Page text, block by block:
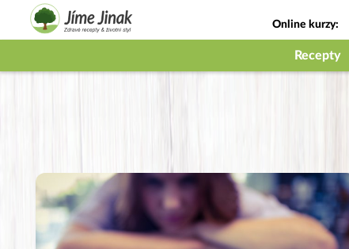
Online kurzy:
Jak na babičky
Recepty